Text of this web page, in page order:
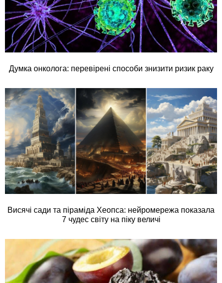
Думка онколога: перевірені способи знизити ризик раку
Висячі сади та піраміда Хеопса: нейромережа показала
7 чудес світу на піку величі